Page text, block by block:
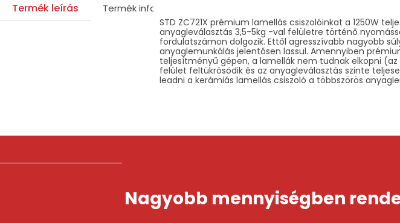
Termék leírás Termék információk
STD ZC721X prémium lamellás csiszolóinkat a 1250W
anyagleválasztás 3,5-5kg -val felületre történő
fordulatszámon dolgozik. Ettől agresszívabb nagyobb
anyaglemunkálás jelentősen lassul. Amennyiben
teljesítményű gépen, a lamellák nem tudnak elkopni
felület feltükrösödik és az anyagleválasztás szinte
leadni a kerámiás lamellás csiszoló a többszörös
Nagyobb mennyiségben